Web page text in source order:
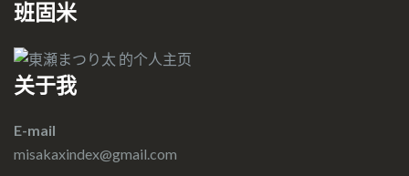
班固米
关于我
E-mail
misakaxindex@gmail.com